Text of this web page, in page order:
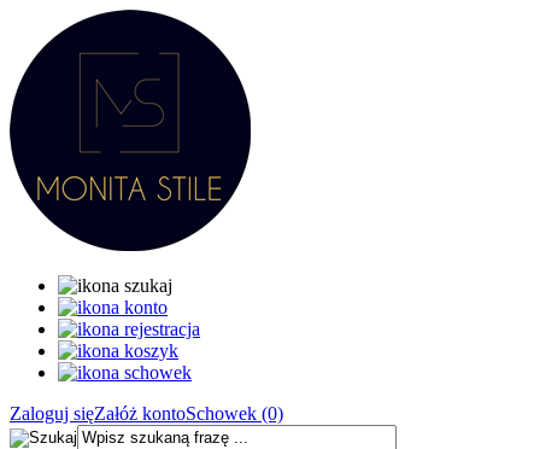
Zaloguj sięZałóż kontoSchowek (0)